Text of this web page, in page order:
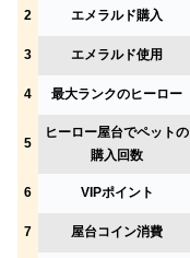
2 エメラルド購入
3 エメラルド使用
4 最大ランクのヒーロー
5
ヒーロー屋台でペットの
購入回数
6 VIPポイント
7 屋台コイン消費